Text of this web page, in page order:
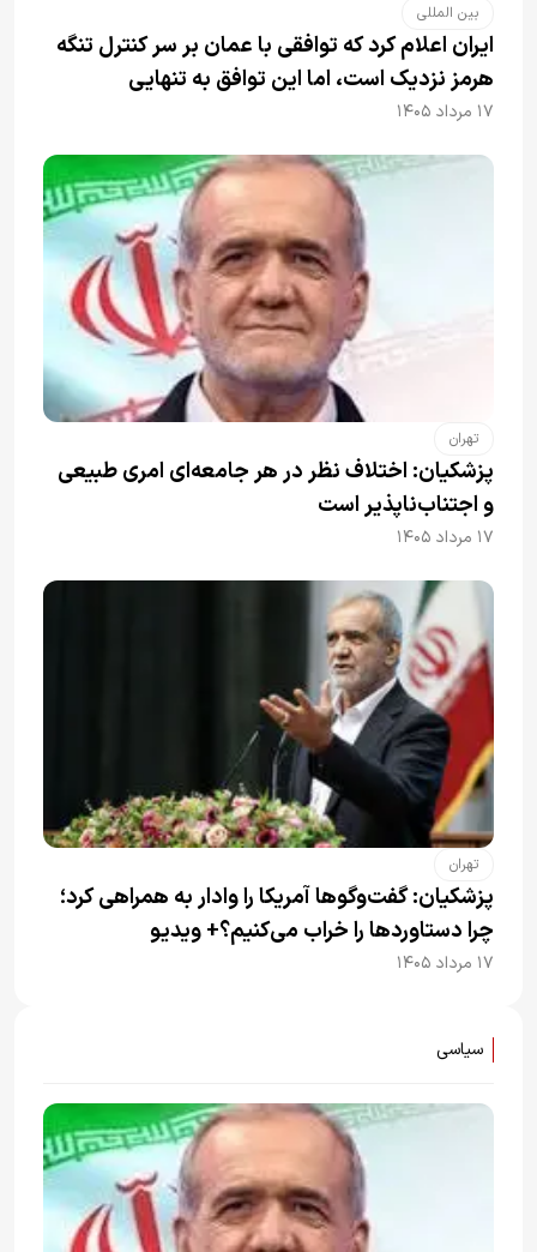
بین المللی
ایران اعلام کرد که توافقی با عمان بر سر کنترل تنگه
هرمز نزدیک است، اما این توافق به تنهایی
نمی‌تواند آبراه را آزاد کند
۱۷ مرداد ۱۴۰۵
تهران
پزشکیان: اختلاف نظر در هر جامعه‌ای امری طبیعی
و اجتناب‌ناپذیر است
۱۷ مرداد ۱۴۰۵
تهران
پزشکیان: گفت‌وگوها آمریکا را وادار به همراهی کرد؛
چرا دستاوردها را خراب می‌کنیم؟+ ویدیو
۱۷ مرداد ۱۴۰۵
سیاسی